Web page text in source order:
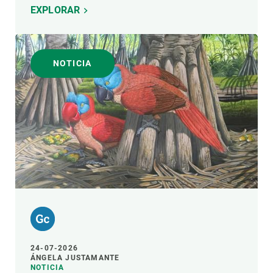
EXPLORAR
NOTICIA
24-07-2026
ÁNGELA JUSTAMANTE
NOTICIA